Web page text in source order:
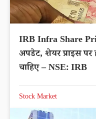
IRB Infra Share
अपडेट, शेयर प्राइस
चाहिए – NSE: IRB
Stock Market